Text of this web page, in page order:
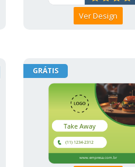
Ver Design
GRÁTIS